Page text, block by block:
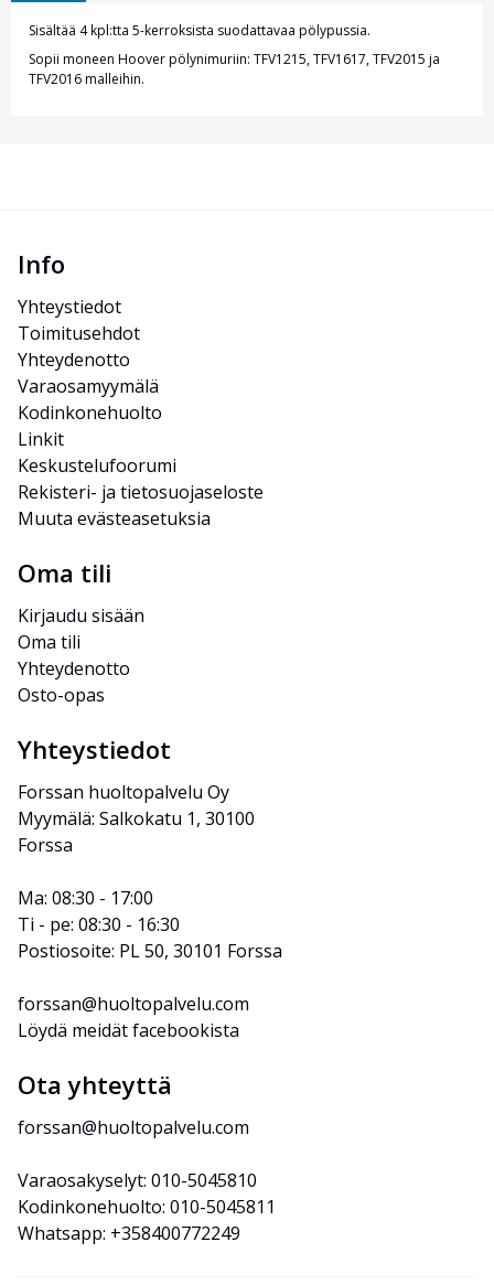
Sisältää 4 kpl:tta 5-kerroksista suodattavaa pölypussia.
Sopii moneen Hoover pölynimuriin: TFV1215, TFV1617, TFV2015 ja
TFV2016 malleihin.
Info
Yhteystiedot
Toimitusehdot
Yhteydenotto
Varaosamyymälä
Kodinkonehuolto
Linkit
Keskustelufoorumi
Rekisteri- ja tietosuojaseloste
Muuta evästeasetuksia
Oma tili
Kirjaudu sisään
Oma tili
Yhteydenotto
Osto-opas
Yhteystiedot
Forssan huoltopalvelu Oy
Myymälä: Salkokatu 1, 30100
Forssa
Ma: 08:30 - 17:00
Ti - pe: 08:30 - 16:30
Postiosoite: PL 50, 30101 Forssa
forssan@huoltopalvelu.com
Löydä meidät facebookista
Ota yhteyttä
forssan@huoltopalvelu.com
Varaosakyselyt: 010-5045810
Kodinkonehuolto: 010-5045811
Whatsapp: +358400772249